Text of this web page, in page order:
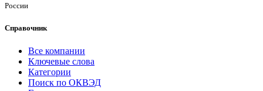
России
Справочник
Все компании
Ключевые слова
Категории
Поиск по ОКВЭД